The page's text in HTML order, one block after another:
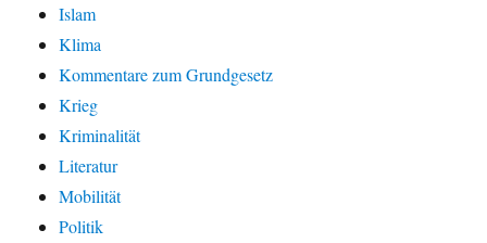
Islam
Klima
Kommentare zum Grundgesetz
Krieg
Kriminalität
Literatur
Mobilität
Politik